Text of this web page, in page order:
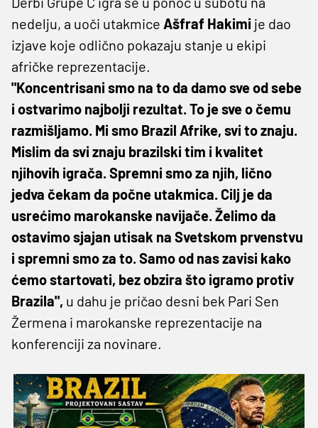
nedelju, a uoči utakmice Ašfraf Hakimi je dao
izjave koje odlično pokazaju stanje u ekipi
afričke reprezentacije.
"Koncentrisani smo na to da damo sve od sebe
i ostvarimo najbolji rezultat. To je sve o čemu
razmišljamo. Mi smo Brazil Afrike, svi to znaju.
Mislim da svi znaju brazilski tim i kvalitet
njihovih igrača. Spremni smo za njih, lično
jedva čekam da počne utakmica. Cilj je da
usrećimo marokanske navijače. Želimo da
ostavimo sjajan utisak na Svetskom prvenstvu
i spremni smo za to. Samo od nas zavisi kako
ćemo startovati, bez obzira što igramo protiv
Brazila", u dahu je pričao desni bek Pari Sen
Žermena i marokanske reprezentacije na
konferenciji za novinare.